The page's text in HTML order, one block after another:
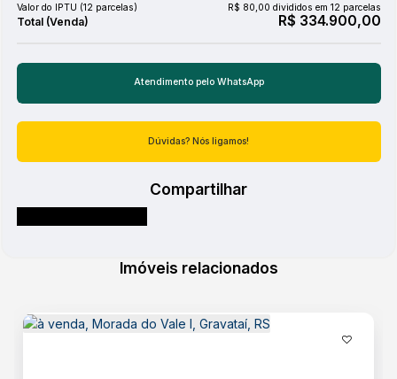
R$ 334.900,00
Valor do IPTU (12 parcelas) R$ 80,00 divididos em 12 parcelas
Dúvidas? Nós ligamos!
Compartilhar
Imóveis relacionados